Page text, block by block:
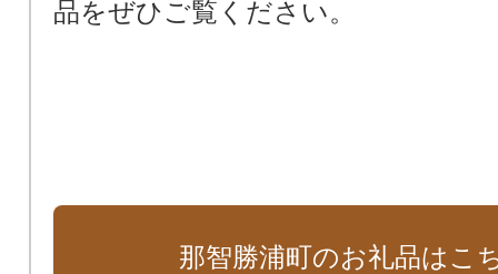
品をぜひご覧ください。
那智勝浦町のお礼品はこ